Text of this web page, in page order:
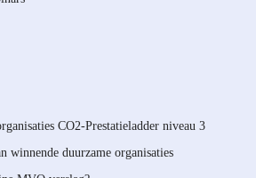
CO2-Prestatieladder niveau 3
winnende duurzame organisaties